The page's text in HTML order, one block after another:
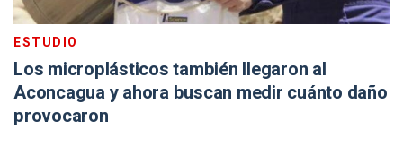
ESTUDIO
Los microplásticos también llegaron al
Aconcagua y ahora buscan medir cuánto daño
provocaron